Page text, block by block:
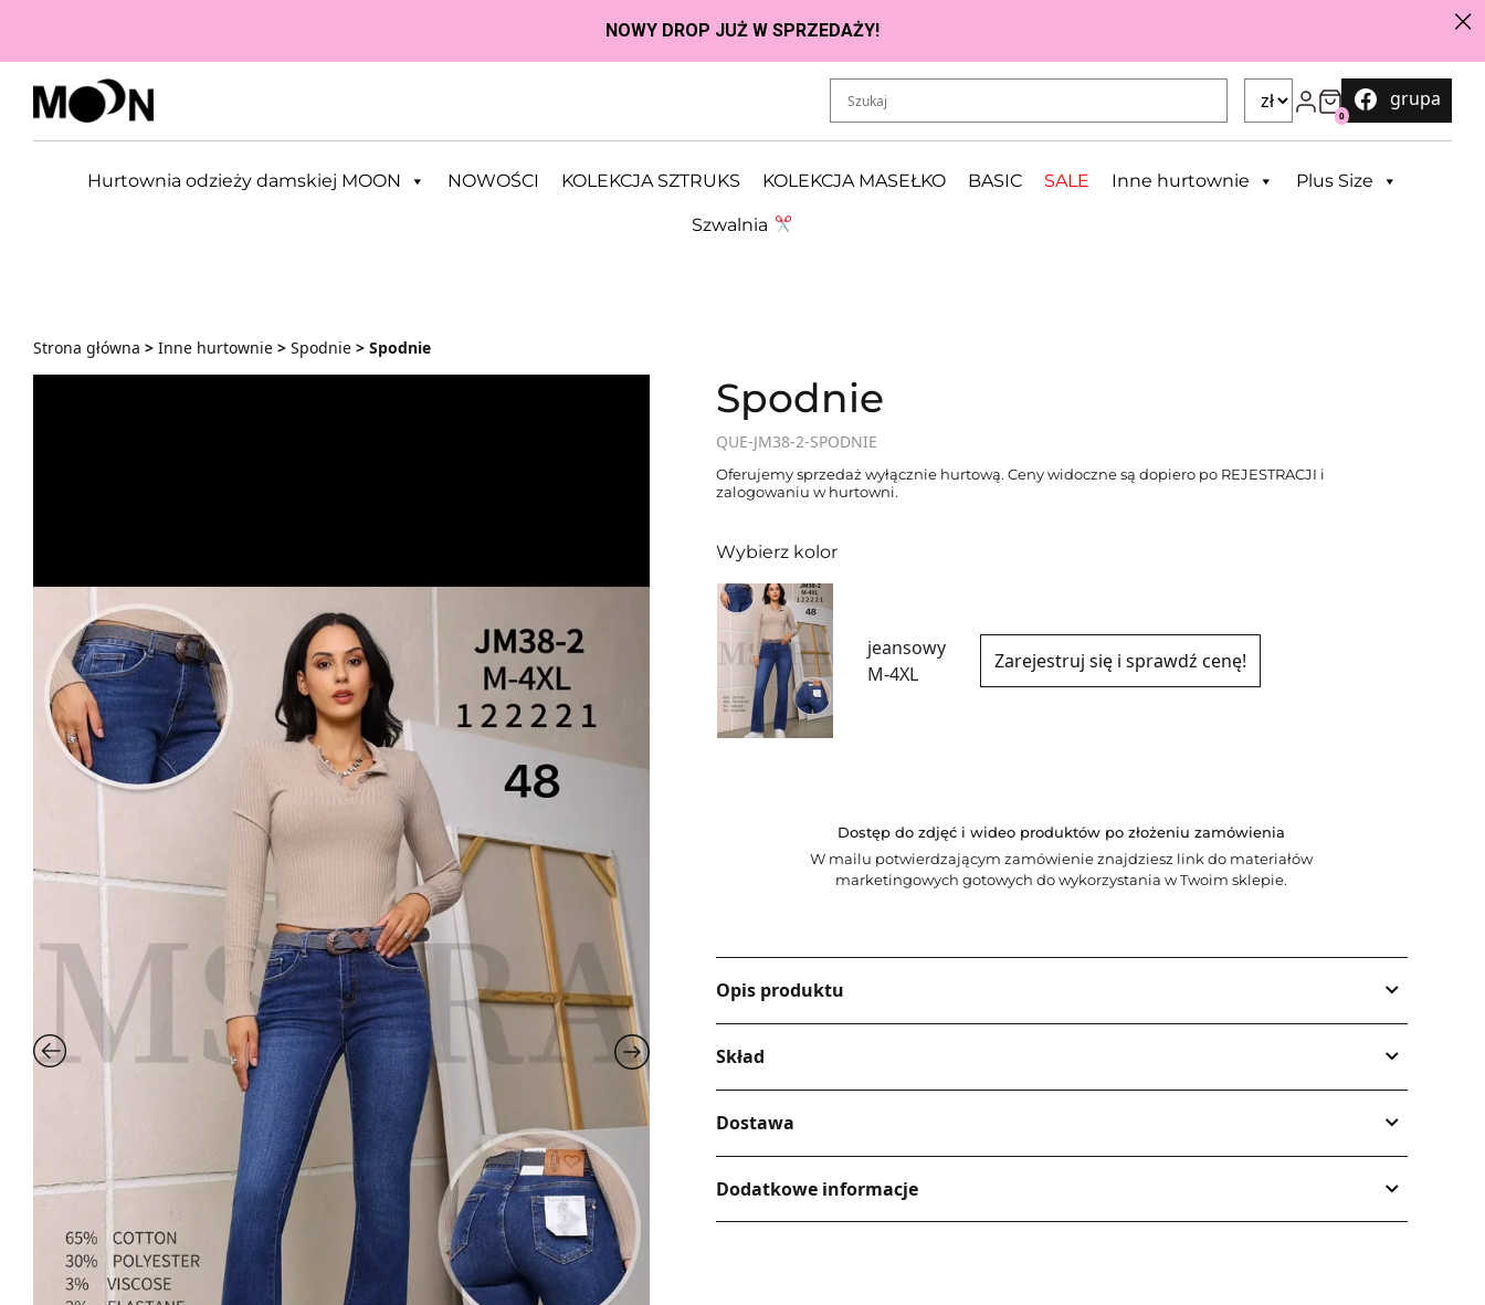
Przejdź do zawartości
0
grupa
Hurtownia odzieży damskiej MOON NOWOŚCI KOLEKCJA SZTRUKS KOLEKCJA MASEŁKO BASIC SALE Inne hurtownie Plus Size
Szwalnia
Strona główna > Inne hurtownie > Spodnie > Spodnie
Spodnie
QUE-JM38-2-SPODNIE
Oferujemy sprzedaż wyłącznie hurtową. Ceny widoczne są dopiero po REJESTRACJI i
zalogowaniu w hurtowni.
Wybierz kolor
jeansowy
M-4XL
Zarejestruj się i sprawdź cenę!
Dostęp do zdjęć i wideo produktów po złożeniu zamówienia
W mailu potwierdzającym zamówienie znajdziesz link do materiałów
marketingowych gotowych do wykorzystania w Twoim sklepie.
Opis produktu
Skład
Dostawa
Dodatkowe informacje